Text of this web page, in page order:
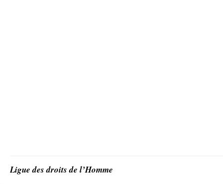
Ligue des droits de l’Homme